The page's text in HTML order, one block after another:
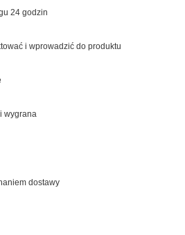
24 godzin
i wprowadzić do produktu
wygrana
dostawy